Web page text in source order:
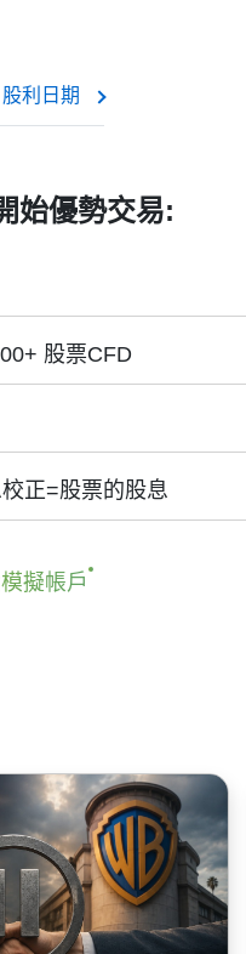
價格能反映股票的真實市
利日期
始優勢交易:
-1：20（保證金
股票差價合約的杠杆為交
股票CFD
個股票CFD, 其來自於全球
起, 美股-0.02$/股, 加
Mt4, 最低手續費為1結算
(美股為1USD).
正=股票的股息
的交易者獲得股息調整，
.
擬帳戶